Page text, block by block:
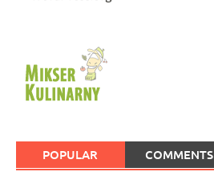
POPULAR COMMENTS